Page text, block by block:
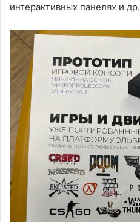
интерактивных панелях и др.